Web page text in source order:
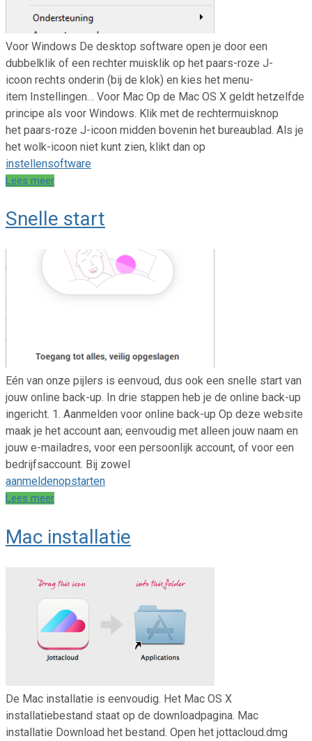
Voor Windows De desktop software open je door een
dubbelklik of een rechter muisklik op het paars-roze J-
icoon rechts onderin (bij de klok) en kies het menu-
item Instellingen… Voor Mac Op de Mac OS X geldt hetzelfde
principe als voor Windows. Klik met de rechtermuisknop
het paars-roze J-icoon midden bovenin het bureaublad. Als je
het wolk-icoon niet kunt zien, klikt dan op
instellensoftware
Lees meer
Snelle start
Eén van onze pijlers is eenvoud, dus ook een snelle start van
jouw online back-up. In drie stappen heb je de online back-up
ingericht. 1. Aanmelden voor online back-up Op deze website
maak je het account aan; eenvoudig met alleen jouw naam en
jouw e-mailadres, voor een persoonlijk account, of voor een
bedrijfsaccount. Bij zowel
aanmeldenopstarten
Lees meer
Mac installatie
De Mac installatie is eenvoudig. Het Mac OS X
installatiebestand staat op de downloadpagina. Mac
installatie Download het bestand. Open het jottacloud.dmg